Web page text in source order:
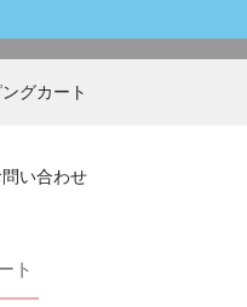
グカート
問い合わせ
ト